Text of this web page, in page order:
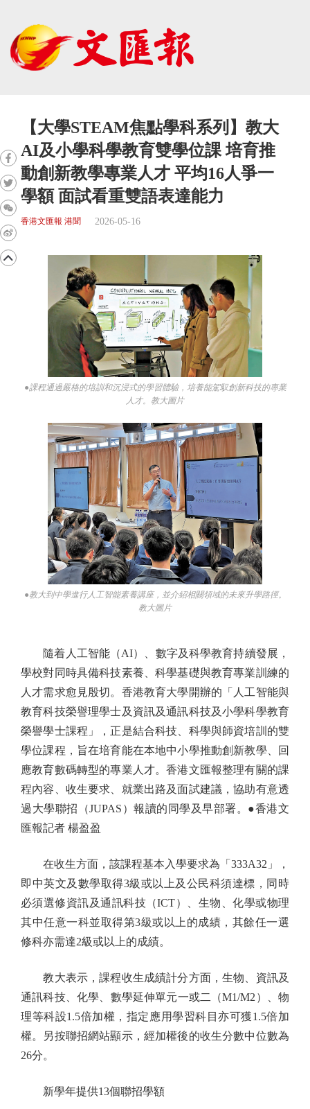
【大學STEAM焦點學科系列】教大
AI及小學科學教育雙學位課 培育推
動創新教學專業人才 平均16人爭一
學額 面試看重雙語表達能力
香港文匯報 港聞 2026-05-16
●課程通過嚴格的培訓和沉浸式的學習體驗，培養能駕馭創新科技的專業
人才。教大圖片
●教大到中學進行人工智能素養講座，並介紹相關領域的未來升學路徑。
教大圖片
隨着人工智能（AI）、數字及科學教育持續發展，
學校對同時具備科技素養、科學基礎與教育專業訓練的
人才需求愈見殷切。香港教育大學開辦的「人工智能與
教育科技榮譽理學士及資訊及通訊科技及小學科學教育
榮譽學士課程」，正是結合科技、科學與師資培訓的雙
學位課程，旨在培育能在本地中小學推動創新教學、回
應教育數碼轉型的專業人才。香港文匯報整理有關的課
程內容、收生要求、就業出路及面試建議，協助有意透
過大學聯招（JUPAS）報讀的同學及早部署。●香港文
匯報記者 楊盈盈
在收生方面，該課程基本入學要求為「333A32」，
即中英文及數學取得3級或以上及公民科須達標，同時
必須選修資訊及通訊科技（ICT）、生物、化學或物理
其中任意一科並取得第3級或以上的成績，其餘任一選
修科亦需達2級或以上的成績。
教大表示，課程收生成績計分方面，生物、資訊及
通訊科技、化學、數學延伸單元一或二（M1/M2）、物
理等科設1.5倍加權，指定應用學習科目亦可獲1.5倍加
權。另按聯招網站顯示，經加權後的收生分數中位數為
26分。
新學年提供13個聯招學額